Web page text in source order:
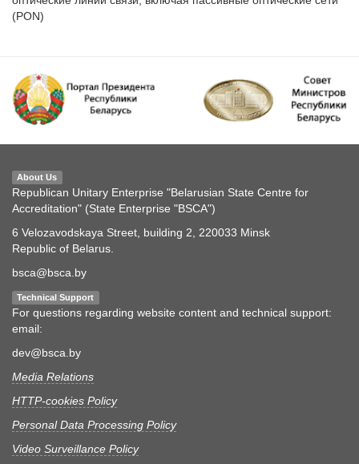
(PON)
About Us
Republican Unitary Enterprise "Belarusian State Centre for
Accreditation" (State Enterprise "BSCA")
6 Velozavodskaya Street, building 2, 220033 Minsk
Republic of Belarus.
bsca@bsca.by
Technical Support
For questions regarding website content and technical support:
email:
dev@bsca.by
Media Relations
HTTP-cookies Policy
Personal Data Processing Policy
Video Surveillance Policy